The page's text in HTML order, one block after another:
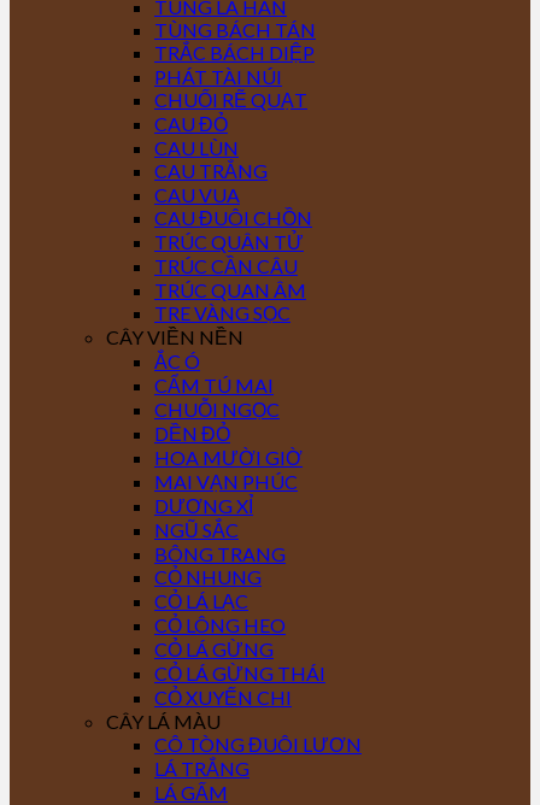
TÙNG LA HÁN
TÙNG BÁCH TÁN
TRẮC BÁCH DIỆP
PHÁT TÀI NÚI
CHUỐI RẼ QUẠT
CAU ĐỎ
CAU LÙN
CAU TRẮNG
CAU VUA
CAU ĐUÔI CHỒN
TRÚC QUÂN TỬ
TRÚC CẦN CÂU
TRÚC QUAN ÂM
TRE VÀNG SỌC
CÂY VIỀN NỀN
ẮC Ó
CẨM TÚ MAI
CHUỖI NGỌC
DỀN ĐỎ
HOA MƯỜI GIỜ
MAI VẠN PHÚC
DƯƠNG XỈ
NGŨ SẮC
BÔNG TRANG
CỎ NHUNG
CỎ LÁ LẠC
CỎ LÔNG HEO
CỎ LÁ GỪNG
CỎ LÁ GỪNG THÁI
CỎ XUYẾN CHI
CÂY LÁ MÀU
CÔ TÒNG ĐUÔI LƯƠN
LÁ TRẮNG
LÁ GẤM